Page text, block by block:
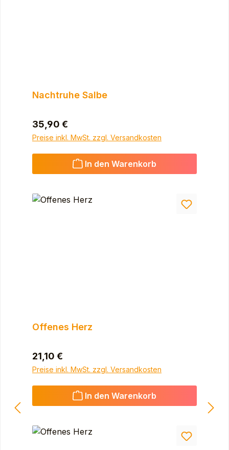
Nachtruhe Salbe
Regulärer Preis:
35,90 €
Preise inkl. MwSt. zzgl. Versandkosten
In den Warenkorb
Offenes Herz
Regulärer Preis:
21,10 €
Preise inkl. MwSt. zzgl. Versandkosten
In den Warenkorb